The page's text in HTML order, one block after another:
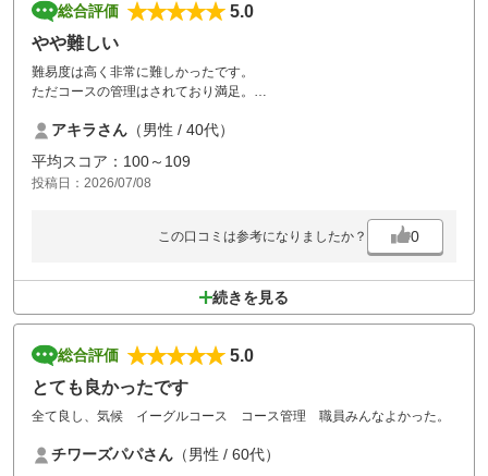
総合評価
5.0
やや難しい
難易度は高く非常に難しかったです。
ただコースの管理はされており満足。
接客は特に素晴らしく感謝します。
アキラさん （男性 / 40代）
平均スコア：100～109
投稿日：2026/07/08
この口コミは参考になりましたか？ 0
続きを見る
総合評価
5.0
とても良かったです
全て良し、気候 イーグルコース コース管理 職員みんなよかった。
チワーズパパさん （男性 / 60代）